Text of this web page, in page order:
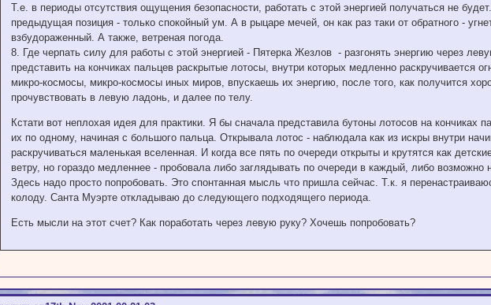
Т.е. в периоды отсутствия ощущения безопасности, работать с этой энергией получаться не
предыдущая позиция - только спокойный ум. А в рыцаре мечей, он как раз таки от обратного -
взбудораженный. А также, ветреная погода.
8. Где черпать силу для работы с этой энергией - Пятерка Жезлов - разгонять энергию через
представить на кончиках пальцев раскрытые лотосы, внутри которых медленно раскручивается
микро-космосы, микро-космосы иных миров, впускаешь их энергию, после того, как получится
прочувствовать в левую ладонь, и далее по телу.
Кстати вот неплохая идея для практики. Я бы сначала представила бутоны лотосов на кончиках
их по одному, начиная с большого пальца. Открывала лотос - наблюдала как из искры внутри
раскручиваться маленькая вселенная. И когда все пять по очереди открыты и крутятся как
ветру, но гораздо медленнее - пробовала либо заглядывать по очереди в каждый, либо возможно
Здесь надо просто попробовать. Это спонтанная мысль что пришла сейчас. Т.к. я
колоду. Санта Муэрте откладываю до следующего подходящего периода.
Есть мысли на этот счет? Как поработать через левую руку? Хочешь попробовать?